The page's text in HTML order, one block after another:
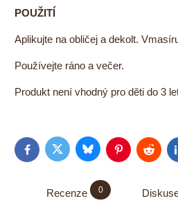
POUŽITÍ
Aplikujte na obličej a dekolt.
Používejte ráno a večer.
Produkt není vhodný pro děti do 3
FacebookTwitter BlueskyPinterestReddit
Recenze 0